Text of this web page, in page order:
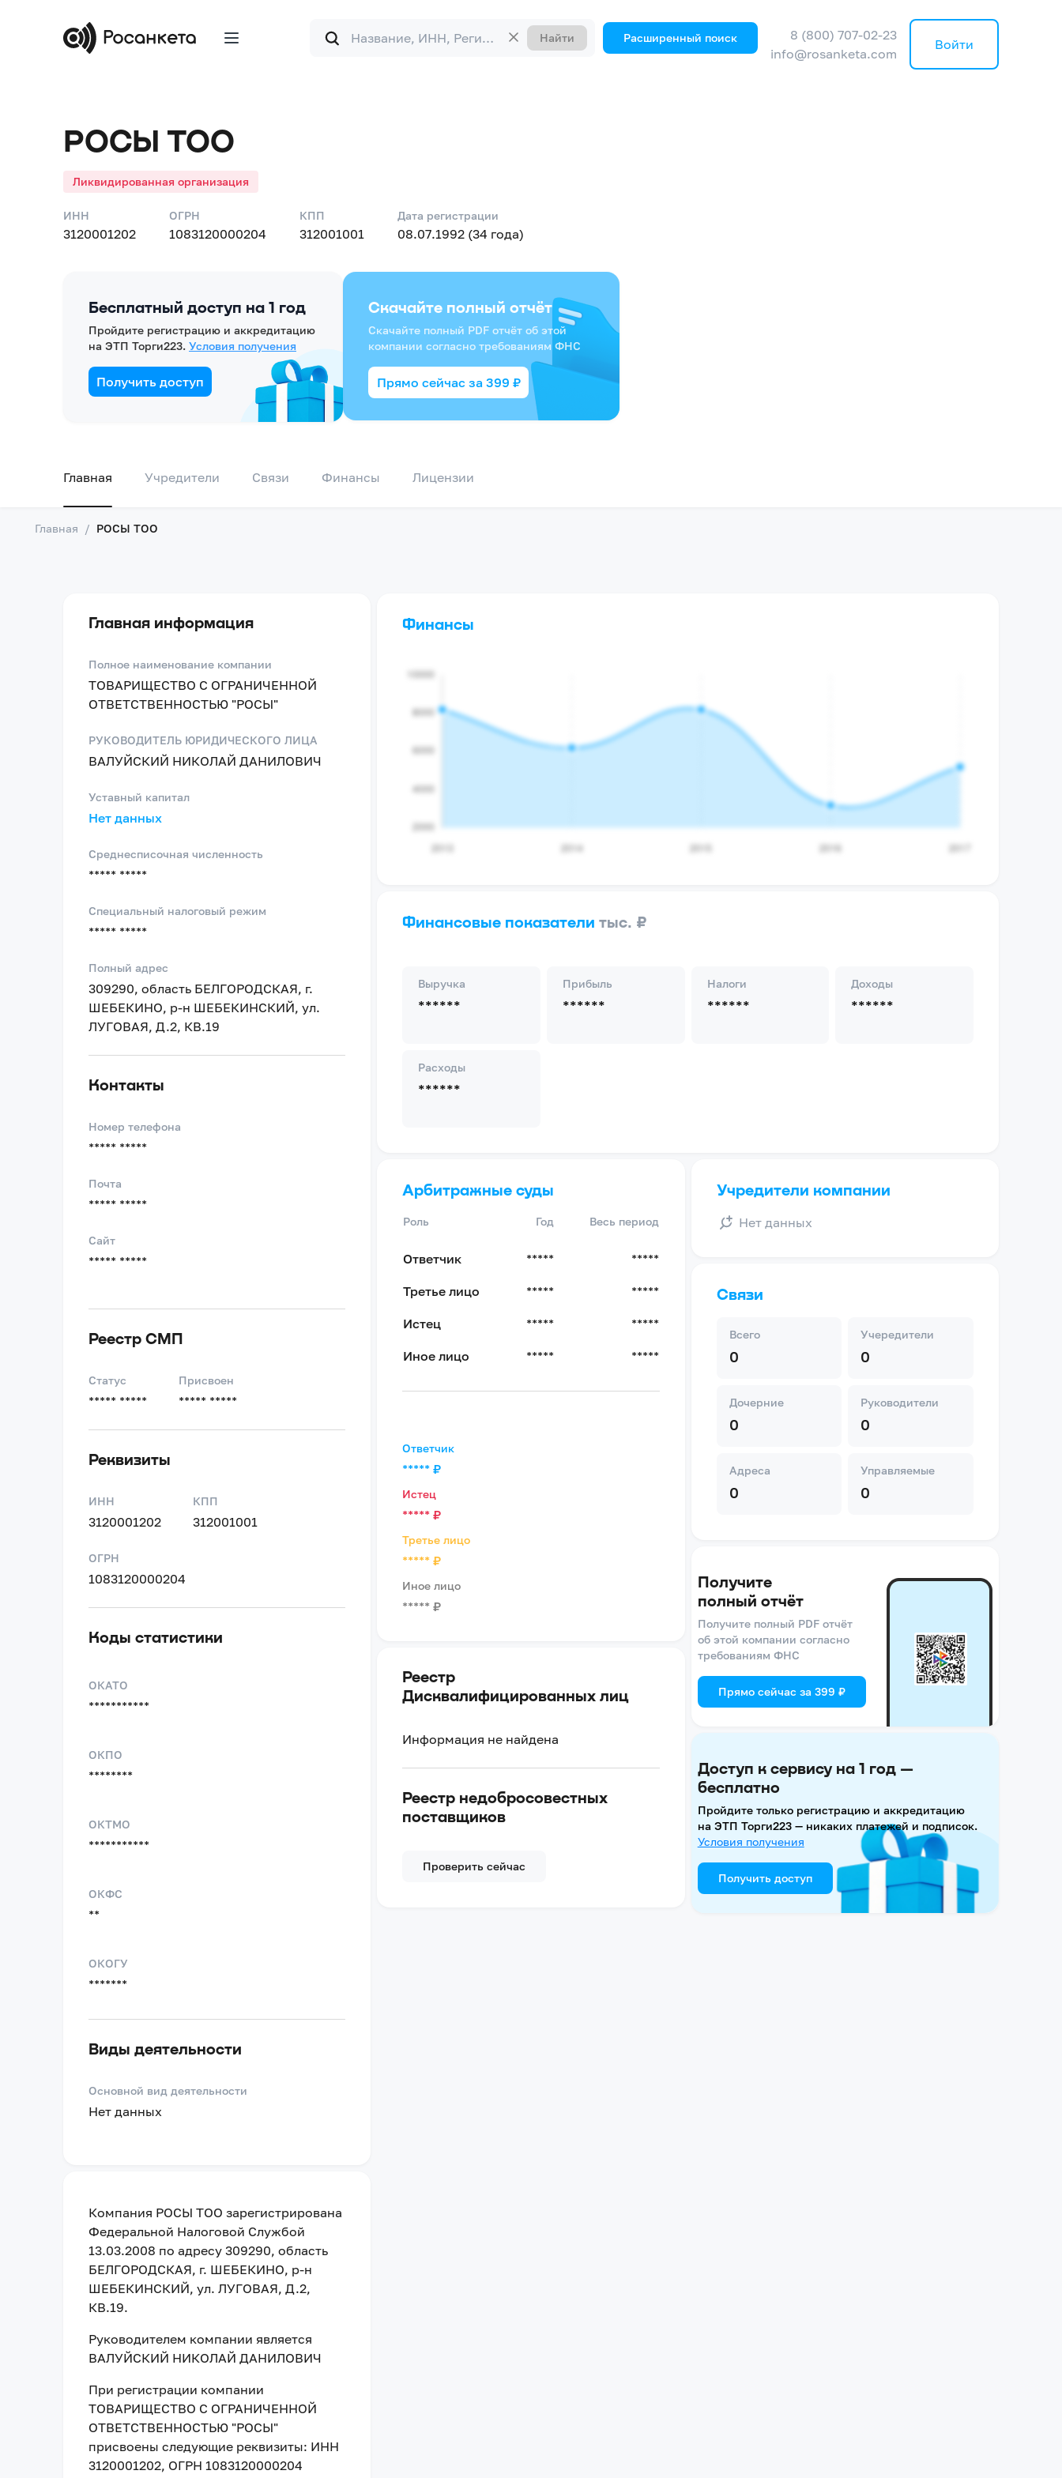
Форма
поиска
Найти Расширенный поиск
8 (800) 707-02-23
info@rosanketa.com
Войти
РОСЫ ТОО
Ликвидированная организация
ИНН
3120001202
ОГРН
1083120000204
КПП
312001001
Дата регистрации
08.07.1992 (34 года)
Бесплатный доступ на 1 год
Пройдите регистрацию и аккредитацию
на ЭТП Торги223. Условия получения
Получить доступ
Скачайте полный отчёт
Скачайте полный PDF отчёт об этой
компании согласно требованиям ФНС
Прямо сейчас за 399 ₽
Главная Учредители Связи Финансы Лицензии
Главная / РОСЫ ТОО
Главная информация
Полное наименование компании
ТОВАРИЩЕСТВО С ОГРАНИЧЕННОЙ
ОТВЕТСТВЕННОСТЬЮ "РОСЫ"
РУКОВОДИТЕЛЬ ЮРИДИЧЕСКОГО ЛИЦА
ВАЛУЙСКИЙ НИКОЛАЙ ДАНИЛОВИЧ
Уставный капитал
Нет данных
Среднесписочная численность
***** *****
Специальный налоговый режим
***** *****
Полный адрес
309290, область БЕЛГОРОДСКАЯ, г.
ШЕБЕКИНО, р-н ШЕБЕКИНСКИЙ, ул.
ЛУГОВАЯ, Д.2, КВ.19
Контакты
Номер телефона
***** *****
Почта
***** *****
Сайт
***** *****
Реестр СМП
Статус
***** *****
Присвоен
***** *****
Реквизиты
ИНН
3120001202
КПП
312001001
ОГРН
1083120000204
Коды статистики
ОКАТО
***********
ОКПО
********
ОКТМО
***********
ОКФС
**
ОКОГУ
*******
Виды деятельности
Основной вид деятельности
Нет данных
Компания РОСЫ ТОО зарегистрирована
Федеральной Налоговой Службой
13.03.2008 по адресу 309290, область
БЕЛГОРОДСКАЯ, г. ШЕБЕКИНО, р-н
ШЕБЕКИНСКИЙ, ул. ЛУГОВАЯ, Д.2,
КВ.19.
Руководителем компании является
ВАЛУЙСКИЙ НИКОЛАЙ ДАНИЛОВИЧ
При регистрации компании
ТОВАРИЩЕСТВО С ОГРАНИЧЕННОЙ
ОТВЕТСТВЕННОСТЬЮ "РОСЫ"
присвоены следующие реквизиты: ИНН
3120001202, ОГРН 1083120000204
Финансы
Финансовые показателитыс. ₽
Выручка
******
Прибыль
******
Налоги
******
Доходы
******
Расходы
******
Арбитражные суды
Роль Год Весь период
Ответчик ***** *****
Третье лицо ***** *****
Истец ***** *****
Иное лицо ***** *****
Ответчик
***** ₽
Истец
***** ₽
Третье лицо
***** ₽
Иное лицо
***** ₽
Реестр
Дисквалифицированных лиц
Информация не найдена
Реестр недобросовестных
поставщиков
Проверить сейчас
Учредители компании
Нет данных
Связи
Всего
0
Учередители
0
Дочерние
0
Руководители
0
Адреса
0
Управляемые
0
Получите
полный отчёт
Получите полный PDF отчёт
об этой компании согласно
требованиям ФНС
Прямо сейчас за 399 ₽
Доступ к сервису на 1 год —
бесплатно
Пройдите только регистрацию и аккредитацию
на ЭТП Торги223 — никаких платежей и подписок.
Условия получения
Получить доступ